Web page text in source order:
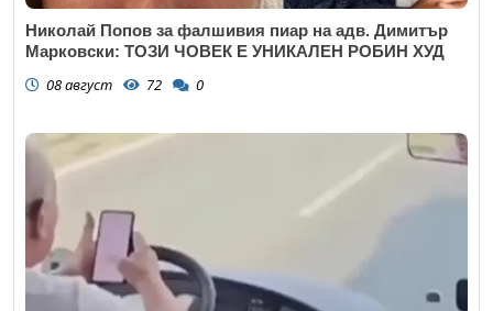
Николай Попов за фалшивия пиар на адв. Димитър
Марковски: ТОЗИ ЧОВЕК Е УНИКАЛЕН РОБИН ХУД
08 август 72 0